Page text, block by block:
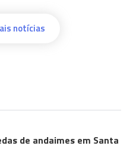
notícias
de andaimes em Santa